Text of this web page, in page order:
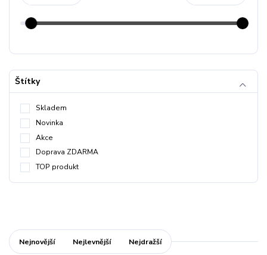
Štítky
Skladem
Novinka
Akce
Doprava ZDARMA
TOP produkt
Nejnovější Nejlevnější Nejdražší